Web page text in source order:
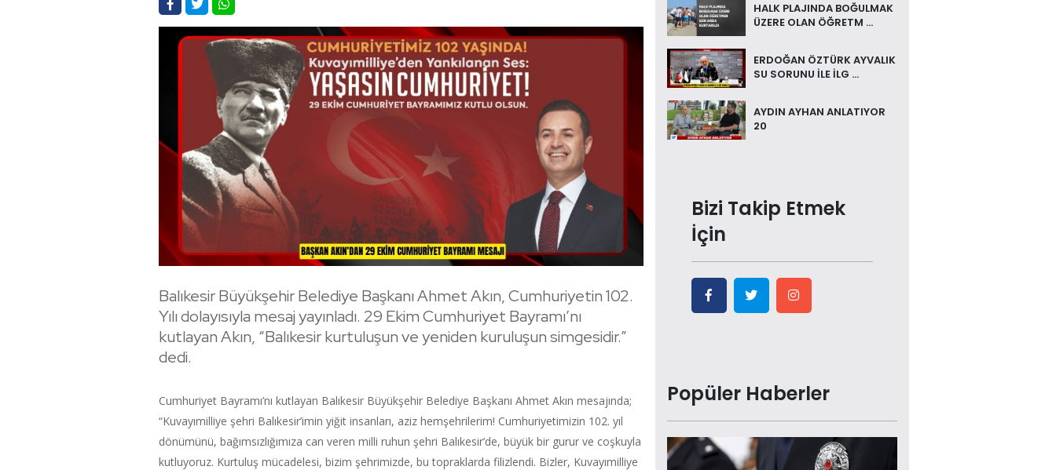
Balıkesir Büyükşehir Belediye Başkanı Ahmet Akın, Cumhuriyetin 102.
Yılı dolayısıyla mesaj yayınladı. 29 Ekim Cumhuriyet Bayramı’nı
kutlayan Akın, “Balıkesir kurtuluşun ve yeniden kuruluşun simgesidir.”
dedi.
Cumhuriyet Bayramı’nı kutlayan Balıkesir Büyükşehir Belediye Başkanı Ahmet Akın mesajında;
“Kuvayımilliye şehri Balıkesir’imin yiğit insanları, aziz hemşehrilerim! Cumhuriyetimizin 102. yıl
dönümünü, bağımsızlığımıza can veren milli ruhun şehri Balıkesir’de, büyük bir gurur ve coşkuyla
kutluyoruz. Kurtuluş mücadelesi, bizim şehrimizde, bu topraklarda filizlendi. Bizler, Kuvayımilliye
HALK PLAJINDA BOĞULMAK
ÜZERE OLAN ÖĞRETM ...
ERDOĞAN ÖZTÜRK AYVALIK
SU SORUNU İLE İLG ...
AYDIN AYHAN ANLATIYOR
20
Bizi Takip Etmek
İçin
Popüler Haberler